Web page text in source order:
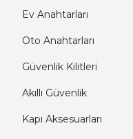
Ev Anahtarları
Oto Anahtarları
Güvenlik Kilitleri
Akıllı Güvenlik
Kapı Aksesuarları